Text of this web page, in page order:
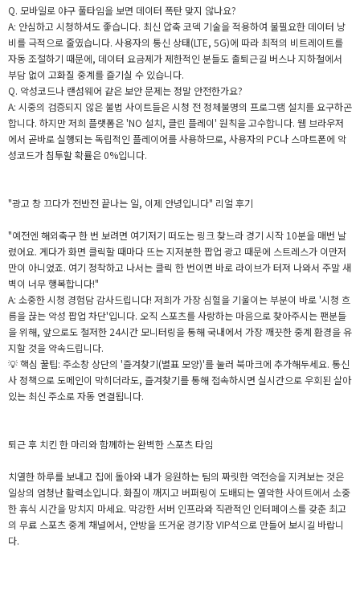
Q. 모바일로 야구 풀타임을 보면 데이터 폭탄 맞지 않나요?
A: 안심하고 시청하셔도 좋습니다. 최신 압축 코덱 기술을 적용하여 불필요한 데이터 낭
비를 극적으로 줄였습니다. 사용자의 통신 상태(LTE, 5G)에 따라 최적의 비트레이트를
자동 조절하기 때문에, 데이터 요금제가 제한적인 분들도 출퇴근길 버스나 지하철에서
부담 없이 고화질 중계를 즐기실 수 있습니다.
Q. 악성코드나 랜섬웨어 같은 보안 문제는 정말 안전한가요?
A: 시중의 검증되지 않은 불법 사이트들은 시청 전 정체불명의 프로그램 설치를 요구하곤
합니다. 하지만 저희 플랫폼은 'NO 설치, 클린 플레이' 원칙을 고수합니다. 웹 브라우저
에서 곧바로 실행되는 독립적인 플레이어를 사용하므로, 사용자의 PC나 스마트폰에 악
성코드가 침투할 확률은 0%입니다.
"광고 창 끄다가 전반전 끝나는 일, 이제 안녕입니다" 리얼 후기
"예전엔 해외축구 한 번 보려면 여기저기 떠도는 링크 찾느라 경기 시작 10분을 매번 날
렸어요. 게다가 화면 클릭할 때마다 뜨는 지저분한 팝업 광고 때문에 스트레스가 이만저
만이 아니었죠. 여기 정착하고 나서는 클릭 한 번이면 바로 라이브가 터져 나와서 주말 새
벽이 너무 행복합니다!"
A: 소중한 시청 경험담 감사드립니다! 저희가 가장 심혈을 기울이는 부분이 바로 '시청 흐
름을 끊는 악성 팝업 차단'입니다. 오직 스포츠를 사랑하는 마음으로 찾아주시는 팬분들
을 위해, 앞으로도 철저한 24시간 모니터링을 통해 국내에서 가장 깨끗한 중계 환경을 유
지할 것을 약속드립니다.
💡 핵심 꿀팁: 주소창 상단의 '즐겨찾기(별표 모양)'를 눌러 북마크에 추가해두세요. 통신
사 정책으로 도메인이 막히더라도, 즐겨찾기를 통해 접속하시면 실시간으로 우회된 살아
있는 최신 주소로 자동 연결됩니다.
퇴근 후 치킨 한 마리와 함께하는 완벽한 스포츠 타임
치열한 하루를 보내고 집에 돌아와 내가 응원하는 팀의 짜릿한 역전승을 지켜보는 것은
일상의 엄청난 활력소입니다. 화질이 깨지고 버퍼링이 도배되는 열악한 사이트에서 소중
한 휴식 시간을 망치지 마세요. 막강한 서버 인프라와 직관적인 인터페이스를 갖춘 최고
의 무료 스포츠 중계 채널에서, 안방을 뜨거운 경기장 VIP석으로 만들어 보시길 바랍니
다.